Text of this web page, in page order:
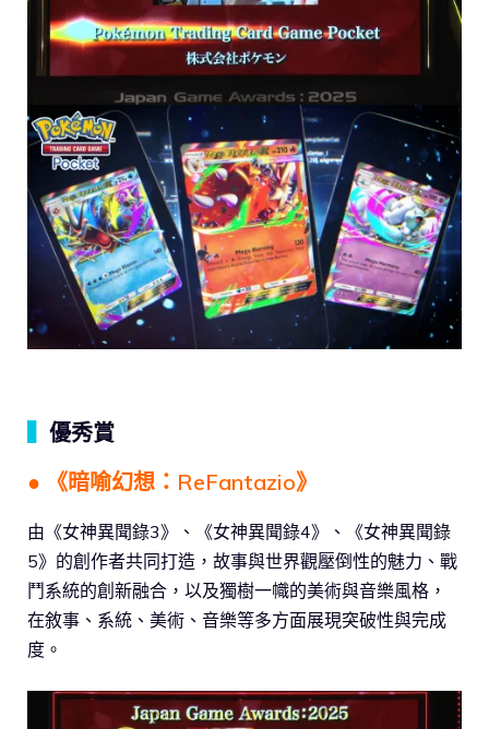
優秀賞
● 《暗喻幻想：ReFantazio》
由《女神異聞錄3》、《女神異聞錄4》、《女神異聞錄
5》的創作者共同打造，故事與世界觀壓倒性的魅力、戰
鬥系統的創新融合，以及獨樹一幟的美術與音樂風格，
在敘事、系統、美術、音樂等多方面展現突破性與完成
度。